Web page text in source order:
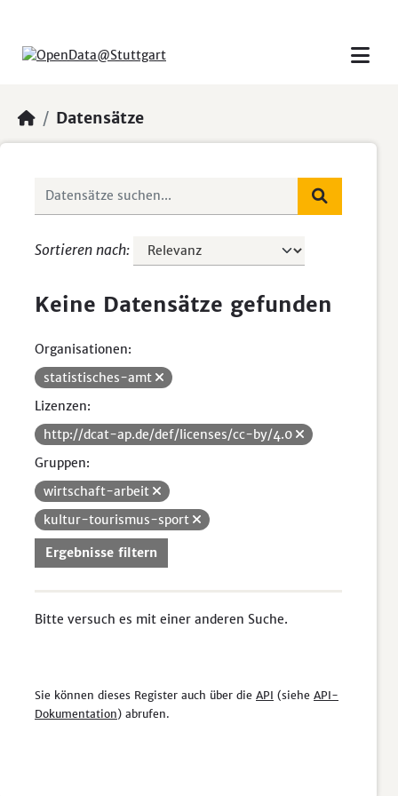
Datensätze
Sortieren nach
Keine Datensätze gefunden
Organisationen:
statistisches-amt
Lizenzen:
http://dcat-ap.de/def/licenses/cc-by/4.0
Gruppen:
wirtschaft-arbeit
kultur-tourismus-sport
Ergebnisse filtern
Bitte versuch es mit einer anderen Suche.
Sie können dieses Register auch über die API (siehe API-
Dokumentation) abrufen.